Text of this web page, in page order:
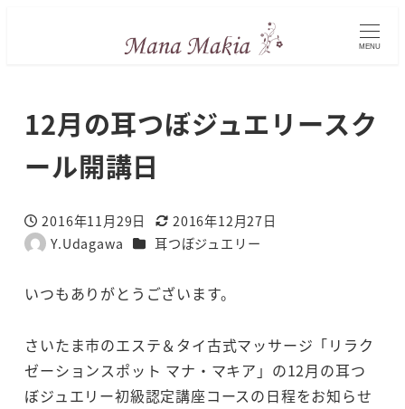
MENU
12月の耳つぼジュエリースク
ール開講日
投稿日
2016年11月29日
更新日
2016年12月27日
著
Y.Udagawa カテゴリー
耳つぼジュエリー
いつもありがとうございます。
さいたま市のエステ＆タイ古式マッサージ「リラク
ゼーションスポット マナ・マキア」の12月の耳つ
ぼジュエリー初級認定講座コースの日程をお知らせ